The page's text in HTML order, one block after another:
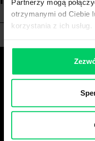
Partnerzy mogą
otrzymanymi od Ciebie
korzystania z ich usług.